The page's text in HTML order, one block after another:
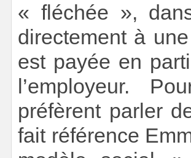
« fléchée »,
directement à
est payée en
l’employeur.
préfèrent parler
fait référence